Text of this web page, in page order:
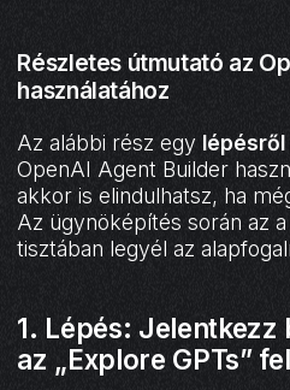
Részletes útmutató az
használatához
Az alábbi rész egy
OpenAI Agent Builder
akkor is elindulhatsz, ha
Az ügynöképítés során az
tisztában legyél az
1. Lépés: Jelentkezz
az „Explore GPTs”